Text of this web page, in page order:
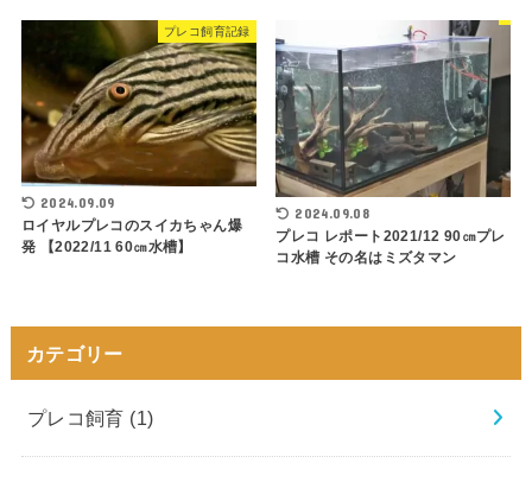
プレコ飼育記録
2024.09.09
ロイヤルプレコのスイカちゃん爆
発 【2022/11 60㎝水槽】
2024.09.08
プレコ レポート2021/12 90㎝プレ
コ水槽 その名はミズタマン
カテゴリー
プレコ飼育 (1)